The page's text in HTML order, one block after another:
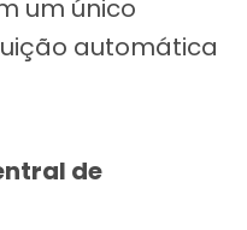
um único
automática
de